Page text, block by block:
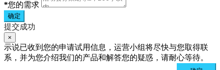
*您的需求
确定
提交成功
×
示说已收到您的申请试用信息，运营小组将尽快与您取得联
系，并为您介绍我们的产品和解答您的疑惑，请耐心等待。